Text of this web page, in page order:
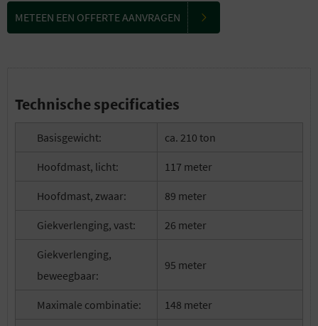
METEEN EEN OFFERTE AANVRAGEN
Technische specificaties
Basisgewicht: ca. 210 ton
Hoofdmast, licht: 117 meter
Hoofdmast, zwaar: 89 meter
Giekverlenging, vast: 26 meter
Giekverlenging,
beweegbaar:
95 meter
Maximale combinatie: 148 meter